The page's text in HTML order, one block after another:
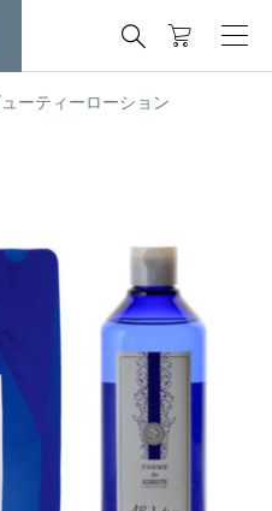

ーティーローション